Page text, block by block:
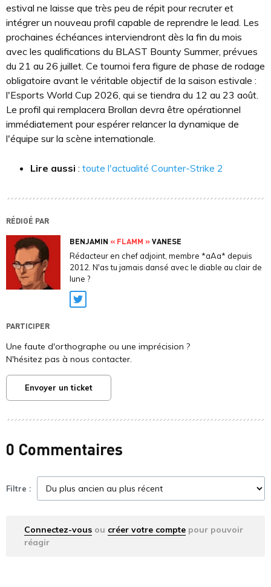
estival ne laisse que très peu de répit pour recruter et
intégrer un nouveau profil capable de reprendre le lead. Les
prochaines échéances interviendront dès la fin du mois
avec les qualifications du BLAST Bounty Summer, prévues
du 21 au 26 juillet. Ce tournoi fera figure de phase de rodage
obligatoire avant le véritable objectif de la saison estivale :
l'Esports World Cup 2026, qui se tiendra du 12 au 23 août.
Le profil qui remplacera Brollan devra être opérationnel
immédiatement pour espérer relancer la dynamique de
l'équipe sur la scène internationale.
Lire aussi : toute l'actualité Counter-Strike 2
RÉDIGÉ PAR
BENJAMIN « FLAMM »VANESE
Rédacteur en chef adjoint, membre *aAa* depuis
2012. N'as tu jamais dansé avec le diable au clair de
lune ?
Twitter
PARTICIPER
Une faute d'orthographe ou une imprécision ?
N'hésitez pas à nous contacter.
Envoyer un ticket
0 Commentaires
Filtre :
Connectez-vous ou créer votre compte pour pouvoir
réagir